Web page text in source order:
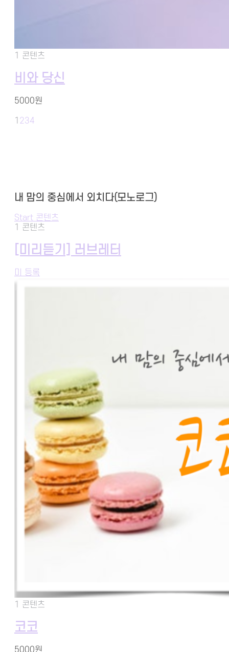
1 콘텐츠
비와 당신
5000원
1 234
내 맘의 중심에서 외치다(모노로그)
Start 콘텐츠
1 콘텐츠
[미리듣기] 러브레터
미 등록
1 콘텐츠
코코
5000원